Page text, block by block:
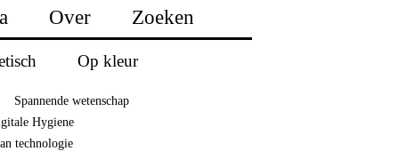
Op kleur
Over Zoeken
Spannende wetenschap
Hygiene
technologie